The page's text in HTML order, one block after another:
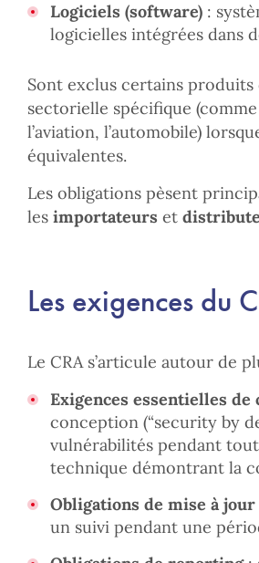
Logiciels (software) :
logicielles intégrées dans
Sont exclus certains
sectorielle spécifique
l’aviation, l’automobile)
équivalentes.
Les obligations pèsent
les importateurs et
Les exigences du
Le CRA s’articule autour de
Exigences essentielles
conception (“security by
vulnérabilités pendant
technique démontrant la
Obligations de mise à
un suivi pendant une